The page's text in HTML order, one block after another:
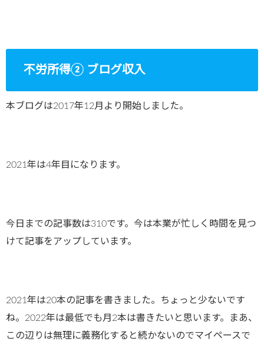
不労所得② ブログ収入
本ブログは2017年12月より開始しました。
2021年は4年目になります。
今日までの記事数は310です。今は本業が忙しく時間を見つ
けて記事をアップしています。
2021年は20本の記事を書きました。ちょっと少ないです
ね。2022年は最低でも月2本は書きたいと思います。まあ、
この辺りは無理に義務化すると続かないのでマイペースで